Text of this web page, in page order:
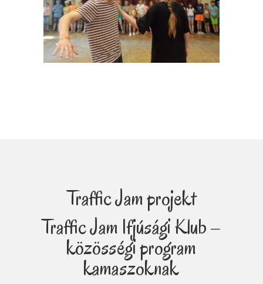
Traffic Jam projekt
Traffic Jam Ifjúsági Klub –
közösségi program
kamaszoknak